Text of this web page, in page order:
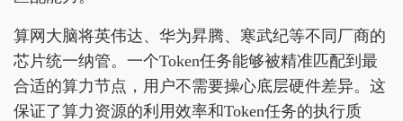
算网大脑将英伟达、华为昇腾、寒武纪等不同厂商的
芯片统一纳管。一个Token任务能够被精准匹配到最
合适的算力节点，用户不需要操心底层硬件差异。这
保证了算力资源的利用效率和Token任务的执行质